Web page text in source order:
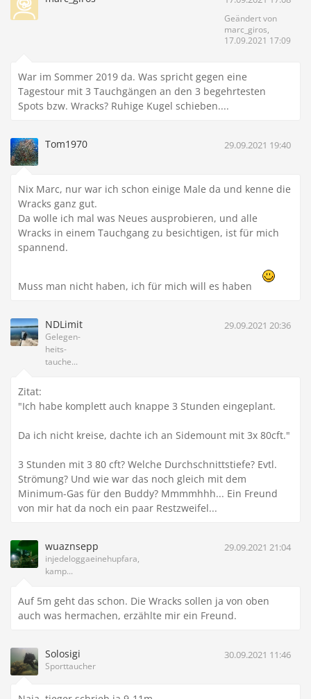
Geändert von
marc_giros,
17.09.2021 17:09
War im Sommer 2019 da. Was spricht gegen eine
Tagestour mit 3 Tauchgängen an den 3 begehrtesten
Spots bzw. Wracks? Ruhige Kugel schieben....
Tom1970 29.09.2021 19:40
Nix Marc, nur war ich schon einige Male da und kenne die
Wracks ganz gut.
Da wolle ich mal was Neues ausprobieren, und alle
Wracks in einem Tauchgang zu besichtigen, ist für mich
spannend.
Muss man nicht haben, ich für mich will es haben
NDLimit
Gelegen-
heits-
tauche...
29.09.2021 20:36
Zitat:
"Ich habe komplett auch knappe 3 Stunden eingeplant.
Da ich nicht kreise, dachte ich an Sidemount mit 3x 80cft."
3 Stunden mit 3 80 cft? Welche Durchschnittstiefe? Evtl.
Strömung? Und wie war das noch gleich mit dem
Minimum-Gas für den Buddy? Mmmmhhh... Ein Freund
von mir hat da noch ein paar Restzweifel...
wuaznsepp
injedeloggaeinehupfara,
kamp...
29.09.2021 21:04
Auf 5m geht das schon. Die Wracks sollen ja von oben
auch was hermachen, erzählte mir ein Freund.
Solosigi
Sporttaucher
30.09.2021 11:46